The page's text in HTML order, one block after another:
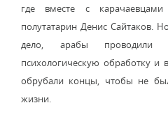
где вместе с
полутатарин Денис Сайтаков.
дело, арабы проводили
психологическую обработку и
обрубали концы, чтобы не
жизни.